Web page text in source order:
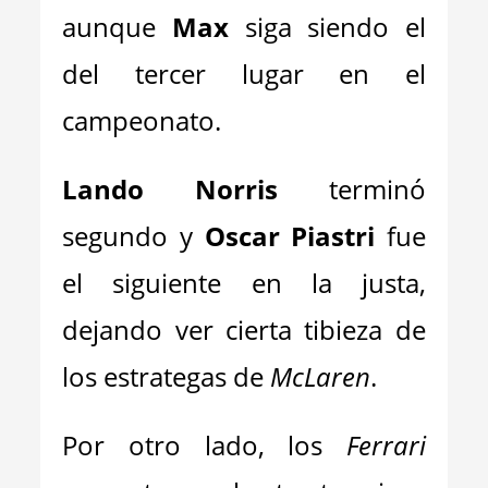
aunque Maxsiga siendo el
del tercer lugar en el
campeonato.
Lando Norris terminó
segundo y Oscar Piastri fue
el siguiente en la justa,
dejando ver cierta tibieza de
los estrategas de McLaren.
Por otro lado, los Ferrari